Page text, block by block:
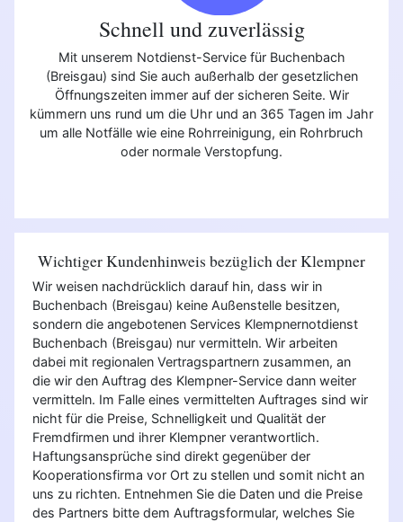
Schnell und zuverlässig
Mit unserem Notdienst-Service für Buchenbach
(Breisgau) sind Sie auch außerhalb der gesetzlichen
Öffnungszeiten immer auf der sicheren Seite. Wir
kümmern uns rund um die Uhr und an 365 Tagen im Jahr
um alle Notfälle wie eine Rohrreinigung, ein Rohrbruch
oder normale Verstopfung.
Wichtiger Kundenhinweis bezüglich der Klempner
Wir weisen nachdrücklich darauf hin, dass wir in
Buchenbach (Breisgau) keine Außenstelle besitzen,
sondern die angebotenen Services Klempnernotdienst
Buchenbach (Breisgau) nur vermitteln. Wir arbeiten
dabei mit regionalen Vertragspartnern zusammen, an
die wir den Auftrag des Klempner-Service dann weiter
vermitteln. Im Falle eines vermittelten Auftrages sind wir
nicht für die Preise, Schnelligkeit und Qualität der
Fremdfirmen und ihrer Klempner verantwortlich.
Haftungsansprüche sind direkt gegenüber der
Kooperationsfirma vor Ort zu stellen und somit nicht an
uns zu richten. Entnehmen Sie die Daten und die Preise
des Partners bitte dem Auftragsformular, welches Sie